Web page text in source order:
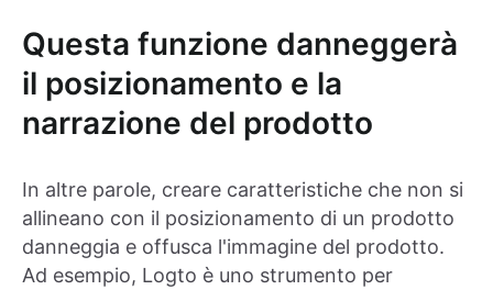
Questa funzione danneggerà
il posizionamento e la
narrazione del prodotto
In altre parole, creare caratteristiche che non si
allineano con il posizionamento di un prodotto
danneggia e offusca l'immagine del prodotto.
Ad esempio, Logto è uno strumento per